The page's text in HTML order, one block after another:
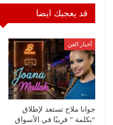
قد يعجبك ايضا
أخبار الفن
جوانا ملاح تستعد لإطلاق
“بكلمة ” قريبًا في الأسواق